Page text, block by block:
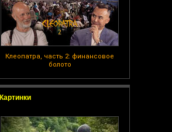
Клеопатра, часть 2: финансовое
болото
Картинки